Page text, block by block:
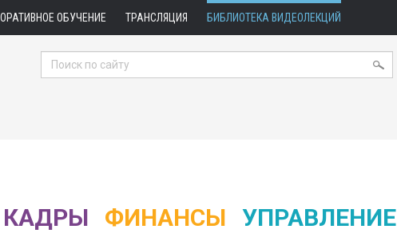
ОБУЧЕНИЕ ТРАНСЛЯЦИЯ БИБЛИОТЕКА ВИДЕОЛЕКЦИЙ
КАДРЫ ФИНАНСЫ УПРАВЛЕНИЕ